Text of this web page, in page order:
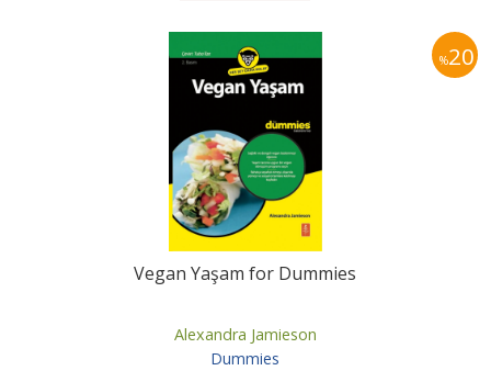
%20
Vegan Yaşam for Dummies
Alexandra Jamieson
Dummies